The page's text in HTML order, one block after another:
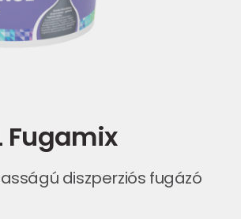
Fugamix
diszperziós fugázó